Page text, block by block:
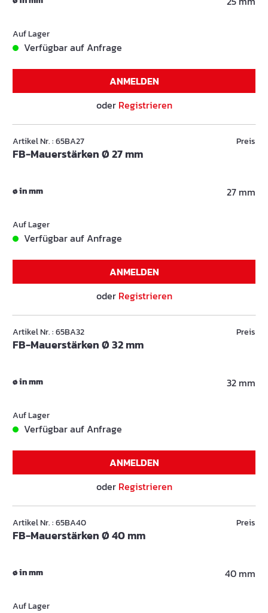
Auf Lager
Verfügbar auf Anfrage
ANMELDEN
oder Registrieren
Artikel Nr. : 65BA27
FB-Mauerstärken Ø 27 mm
Preis
ø in mm 27 mm
Auf Lager
Verfügbar auf Anfrage
ANMELDEN
oder Registrieren
Artikel Nr. : 65BA32
FB-Mauerstärken Ø 32 mm
Preis
ø in mm 32 mm
Auf Lager
Verfügbar auf Anfrage
ANMELDEN
oder Registrieren
Artikel Nr. : 65BA40
FB-Mauerstärken Ø 40 mm
Preis
ø in mm 40 mm
Auf Lager